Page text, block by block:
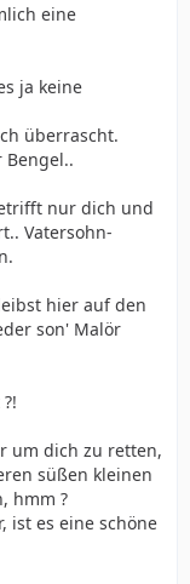
eine
ja keine
überrascht.
Bengel..
nur dich und
Vatersohn-
hier auf den
son' Malör
um dich zu retten,
süßen kleinen
hmm ?
ist es eine schöne